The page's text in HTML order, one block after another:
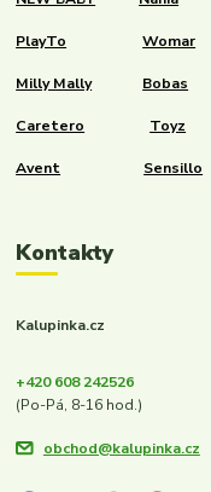
PlayTo Womar
Milly Mally Bobas
Caretero Toyz
Avent Sensillo
Kontakty
Kalupinka.cz
+420 608 242526
(Po-Pá, 8-16 hod.)
obchod@kalupinka.cz